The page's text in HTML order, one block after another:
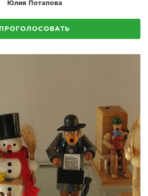
Юлия Потапова
ПРОГОЛОСОВАТЬ